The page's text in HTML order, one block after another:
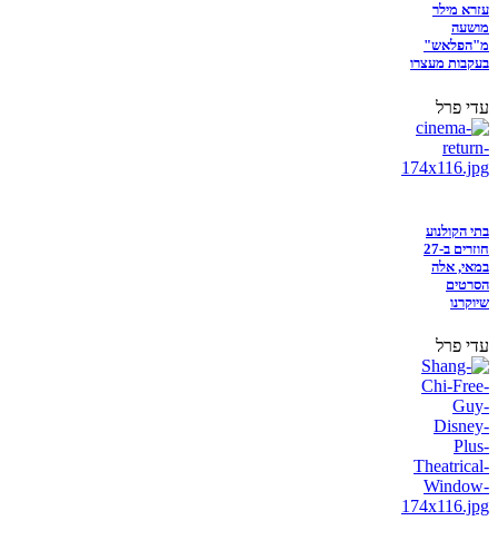
עזרא מילר
מושעה
מ"הפלאש"
בעקבות מעצרו
עדי פרל
בתי הקולנוע
חוזרים ב-27
במאי, אלה
הסרטים
שיוקרנו
עדי פרל